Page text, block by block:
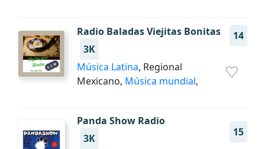
Radio Baladas Viejitas Bonitas
14
3K
Música Latina, Regional
Mexicano, Música mundial,
Panda Show Radio
15
3K